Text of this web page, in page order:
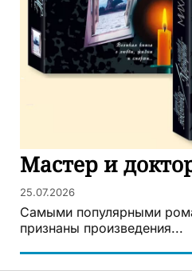
Мастер и
25.07.2026
Самыми популярными
признаны произведения...